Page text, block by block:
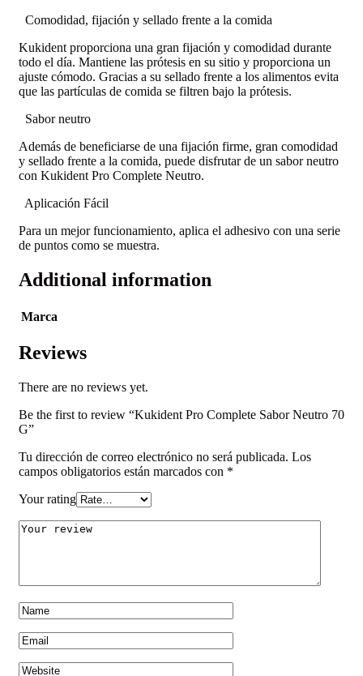
Comodidad, fijación y sellado frente a la comida
Kukident proporciona una gran fijación y comodidad durante
todo el día. Mantiene las prótesis en su sitio y proporciona un
ajuste cómodo. Gracias a su sellado frente a los alimentos evita
que las partículas de comida se filtren bajo la prótesis.
Sabor neutro
Además de beneficiarse de una fijación firme, gran comodidad
y sellado frente a la comida, puede disfrutar de un sabor neutro
con Kukident Pro Complete Neutro.
Aplicación Fácil
Para un mejor funcionamiento, aplica el adhesivo con una serie
de puntos como se muestra.
Additional information
Marca
Reviews
There are no reviews yet.
Be the first to review “Kukident Pro Complete Sabor Neutro 70
G”
Tu dirección de correo electrónico no será publicada. Los
campos obligatorios están marcados con *
Your rating